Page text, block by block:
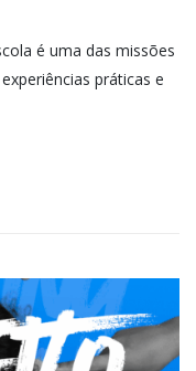
é uma das missões
práticas e